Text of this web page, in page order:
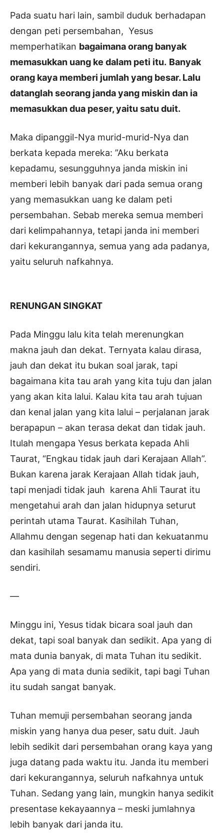
Pada suatu hari lain, sambil duduk berhadapan
dengan peti persembahan, Yesus
memperhatikan bagaimana orang banyak
memasukkan uang ke dalam peti itu. Banyak
orang kaya memberi jumlah yang besar. Lalu
datanglah seorang janda yang miskin dan ia
memasukkan dua peser, yaitu satu duit.
Maka dipanggil-Nya murid-murid-Nya dan
berkata kepada mereka: ”Aku berkata
kepadamu, sesungguhnya janda miskin ini
memberi lebih banyak dari pada semua orang
yang memasukkan uang ke dalam peti
persembahan. Sebab mereka semua memberi
dari kelimpahannya, tetapi janda ini memberi
dari kekurangannya, semua yang ada padanya,
yaitu seluruh nafkahnya.
RENUNGAN SINGKAT
Pada Minggu lalu kita telah merenungkan
makna jauh dan dekat. Ternyata kalau dirasa,
jauh dan dekat itu bukan soal jarak, tapi
bagaimana kita tau arah yang kita tuju dan jalan
yang akan kita lalui. Kalau kita tau arah tujuan
dan kenal jalan yang kita lalui – perjalanan jarak
berapapun – akan terasa dekat dan tidak jauh.
Itulah mengapa Yesus berkata kepada Ahli
Taurat, “Engkau tidak jauh dari Kerajaan Allah”.
Bukan karena jarak Kerajaan Allah tidak jauh,
tapi menjadi tidak jauh karena Ahli Taurat itu
mengetahui arah dan jalan hidupnya seturut
perintah utama Taurat. Kasihilah Tuhan,
Allahmu dengan segenap hati dan kekuatanmu
dan kasihilah sesamamu manusia seperti dirimu
sendiri.
—
Minggu ini, Yesus tidak bicara soal jauh dan
dekat, tapi soal banyak dan sedikit. Apa yang di
mata dunia banyak, di mata Tuhan itu sedikit.
Apa yang di mata dunia sedikit, tapi bagi Tuhan
itu sudah sangat banyak.
Tuhan memuji persembahan seorang janda
miskin yang hanya dua peser, satu duit. Jauh
lebih sedikit dari persembahan orang kaya yang
juga datang pada waktu itu. Janda itu memberi
dari kekurangannya, seluruh nafkahnya untuk
Tuhan. Sedang yang lain, mungkin hanya sedikit
presentase kekayaannya – meski jumlahnya
lebih banyak dari janda itu.